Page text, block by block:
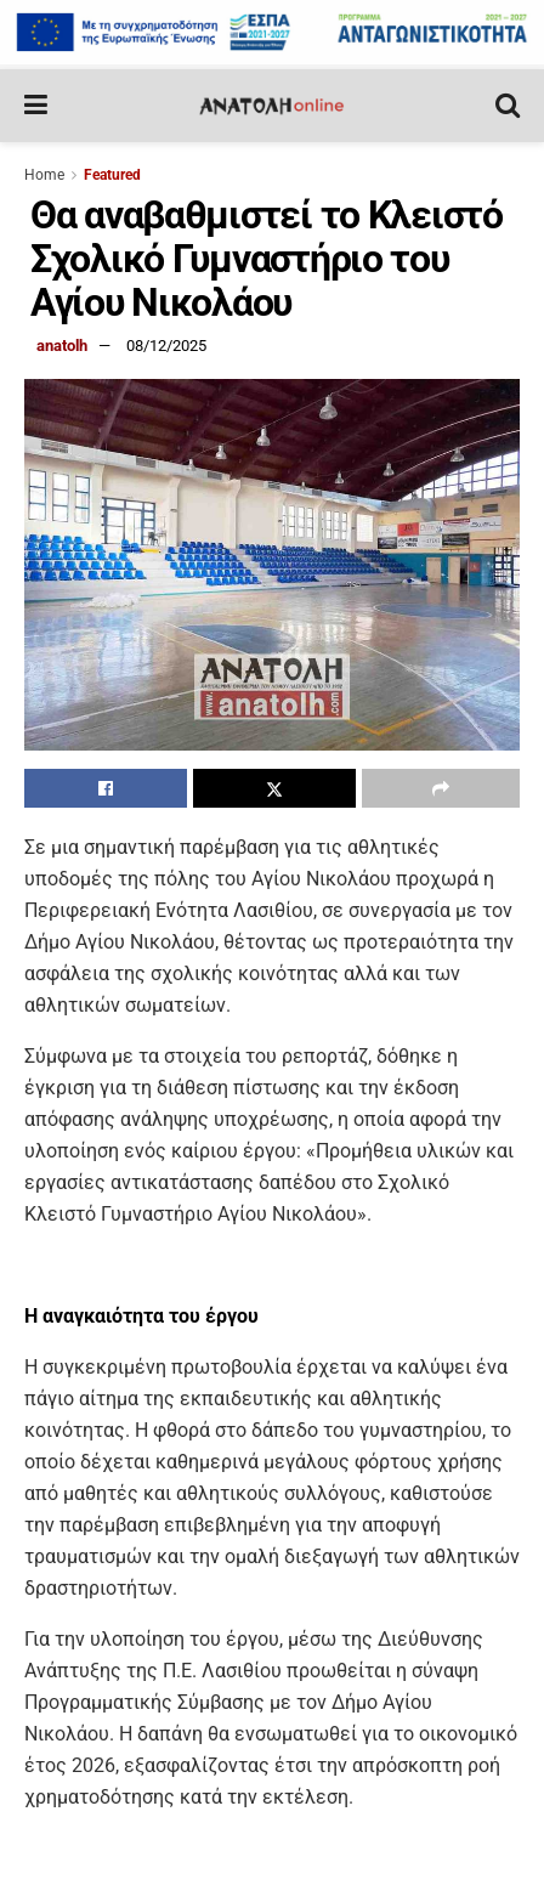
Home Featured
Θα αναβαθμιστεί το Κλειστό
Σχολικό Γυμναστήριο του
Αγίου Νικολάου
anatolh 08/12/2025
Σε μια σημαντική παρέμβαση για τις αθλητικές
υποδομές της πόλης του Αγίου Νικολάου προχωρά η
Περιφερειακή Ενότητα Λασιθίου, σε συνεργασία με τον
Δήμο Αγίου Νικολάου, θέτοντας ως προτεραιότητα την
ασφάλεια της σχολικής κοινότητας αλλά και των
αθλητικών σωματείων.
Σύμφωνα με τα στοιχεία του ρεπορτάζ, δόθηκε η
έγκριση για τη διάθεση πίστωσης και την έκδοση
απόφασης ανάληψης υποχρέωσης, η οποία αφορά την
υλοποίηση ενός καίριου έργου: «Προμήθεια υλικών και
εργασίες αντικατάστασης δαπέδου στο Σχολικό
Κλειστό Γυμναστήριο Αγίου Νικολάου».
Η αναγκαιότητα του έργου
Η συγκεκριμένη πρωτοβουλία έρχεται να καλύψει ένα
πάγιο αίτημα της εκπαιδευτικής και αθλητικής
κοινότητας. Η φθορά στο δάπεδο του γυμναστηρίου, το
οποίο δέχεται καθημερινά μεγάλους φόρτους χρήσης
από μαθητές και αθλητικούς συλλόγους, καθιστούσε
την παρέμβαση επιβεβλημένη για την αποφυγή
τραυματισμών και την ομαλή διεξαγωγή των αθλητικών
δραστηριοτήτων.
Για την υλοποίηση του έργου, μέσω της Διεύθυνσης
Ανάπτυξης της Π.Ε. Λασιθίου προωθείται η σύναψη
Προγραμματικής Σύμβασης με τον Δήμο Αγίου
Νικολάου. Η δαπάνη θα ενσωματωθεί για το οικονομικό
έτος 2026, εξασφαλίζοντας έτσι την απρόσκοπτη ροή
χρηματοδότησης κατά την εκτέλεση.